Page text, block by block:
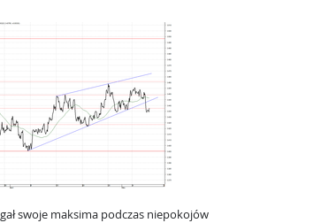
swoje maksima podczas niepokojów